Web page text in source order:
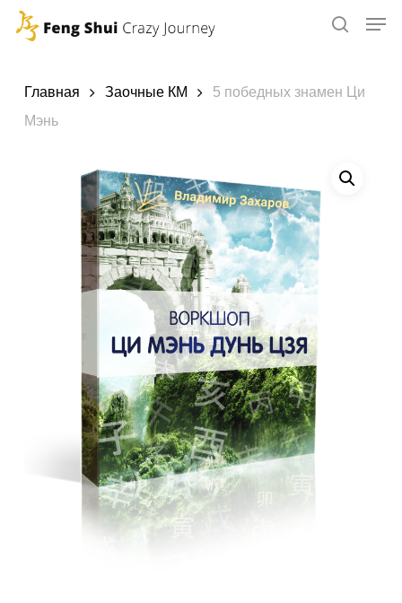
Skip
contentГлавная Заочные КМ
5 победных знамен Ци
Мэнь